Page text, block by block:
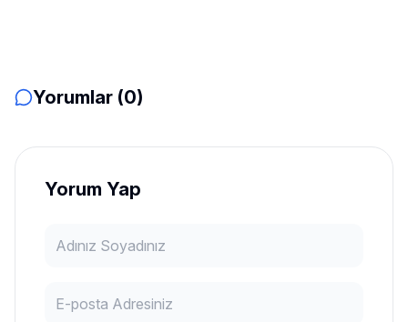
Yorumlar (0)
Yorum Yap